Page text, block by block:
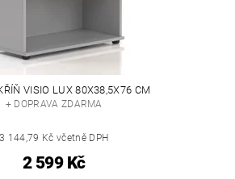
VISIO LUX 80X38,5X76 CM
+ DOPRAVA ZDARMA
3 144,79 Kč včetně DPH
2 599 Kč